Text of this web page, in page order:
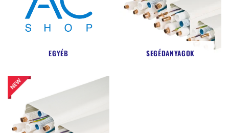
EGYÉB SEGÉDANYAGOK